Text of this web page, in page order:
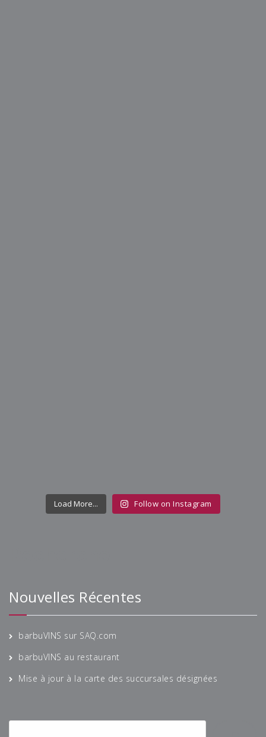
Load More... Follow on Instagram
Nouvelles Récentes
barbuVINS sur SAQ.com
barbuVINS au restaurant
Mise à jour à la carte des succursales désignées